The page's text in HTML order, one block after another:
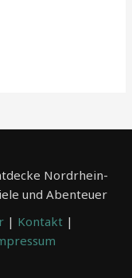
Nordrhein-
und Abenteuer
| Kontakt |